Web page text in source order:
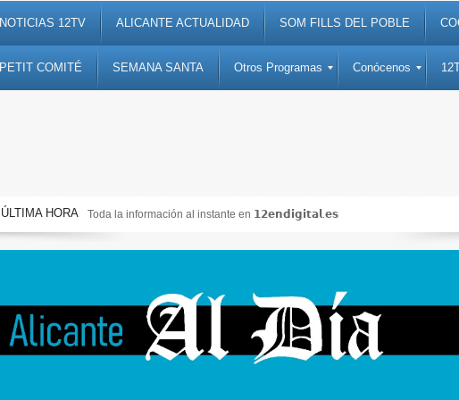
NOTICIAS 12TV ALICANTE ACTUALIDAD SOM FILLS DEL POBLE
PETIT COMITÉ SEMANA SANTA Otros Programas Conócenos
ÚLTIMA HORAToda la información al instante en 𝟭𝟮𝗲𝗻𝗱𝗶𝗴𝗶𝘁𝗮𝗹.𝗲𝘀